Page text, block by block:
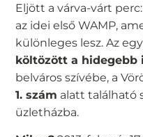
Eljött a várva-várt
az idei első WAMP,
különleges lesz. Az
költözött a hidegebb
belváros szívébe, a
1. szám alatt található
üzletházba.